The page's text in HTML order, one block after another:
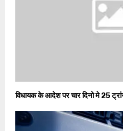
विधायक के आदेश पर चार दिनो मे 25